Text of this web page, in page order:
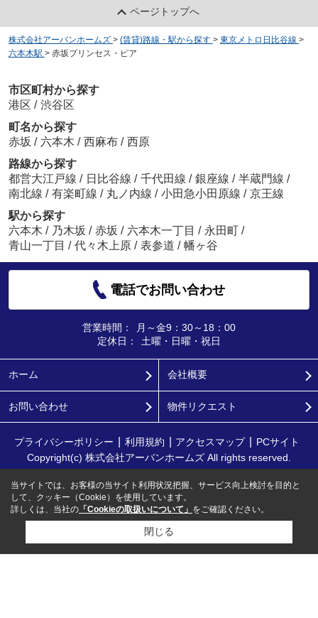
ページトップへ
株式会社アーバンホームズ > (賃貸)路線・駅から探す > 東京メトロ日比谷線 >
六本木駅 > 赤坂プリンセス・ピア
市区町村から探す
港区 / 渋谷区
町名から探す
赤坂 / 六本木 / 西麻布 / 西原
路線から探す
都営大江戸線 / 日比谷線 / 千代田線 / 銀座線 / 半蔵門線 /
南北線 / 有楽町線 / 丸ノ内線 / 小田急小田原線 / 京王線
駅から探す
六本木 / 乃木坂 / 赤坂 / 六本木一丁目 / 永田町 /
青山一丁目 / 代々木上原 / 表参道 / 幡ヶ谷
電話でお問い合わせ
営業時間：
月～金9：30～18：00
定休日：
土曜・日曜・祝日
ホーム 会社概要
お問い合わせ 物件リクエスト
プライバシーポリシー 利用規約 アクセスマップ
PCサイト
Copyright(c) 株式会社アーバンホームズ All rights reserved.
当サイトでは、お客様の当サイト利用状況把握、サービス向上検討を目的と
して、クッキー（Cookie）を使用しています。
詳しくは、当社の 「Cookieの取扱いについて」 をご確認ください。
閉じる